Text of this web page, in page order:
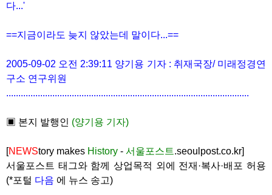
다...'
==지금이라도 늦지 않았는데 말이다...==
2005-09-02 오전 2:39:11 양기용 기자 : 취재국장/ 미래정경연
구소 연구위원
....................................................................................................
▣ 본지 발행인 (양기용 기자)
[NEWStory makes History - 서울포스트.seoulpost.co.kr]
서울포스트 태그와 함께 상업목적 외에 전재·복사·배포 허용
(*포털 다음 에 뉴스 송고)